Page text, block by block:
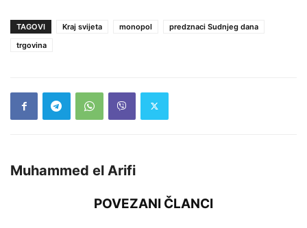
TAGOVI Kraj svijeta monopol
predznaci Sudnjeg dana
trgovina
Muhammed el Arifi
POVEZANI ČLANCI